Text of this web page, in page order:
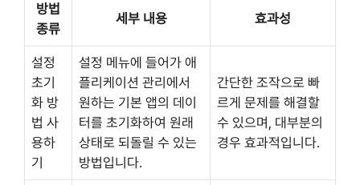
방법
종류
세부 내용 효과성
설정
초기
화 방
법 사
용하
기
설정 메뉴에 들어가 애
플리케이션 관리에서
원하는 기본 앱의 데이
터를 초기화하여 원래
상태로 되돌릴 수 있는
방법입니다.
간단한 조작으로 빠
르게 문제를 해결할
수 있으며, 대부분의
경우 효과적입니다.